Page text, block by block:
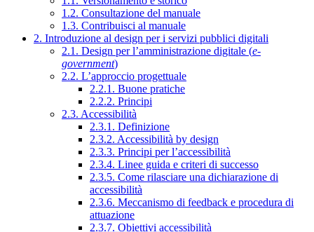
1.2. Consultazione del manuale
1.3. Contribuisci al manuale
2. Introduzione al design per i servizi pubblici digitali
2.1. Design per l’amministrazione digitale (e-
government)
2.2. L’approccio progettuale
2.2.1. Buone pratiche
2.2.2. Principi
2.3. Accessibilità
2.3.1. Definizione
2.3.2. Accessibilità by design
2.3.3. Principi per l’accessibilità
2.3.4. Linee guida e criteri di successo
2.3.5. Come rilasciare una dichiarazione di
accessibilità
2.3.6. Meccanismo di feedback e procedura di
attuazione
2.3.7. Obiettivi accessibilità